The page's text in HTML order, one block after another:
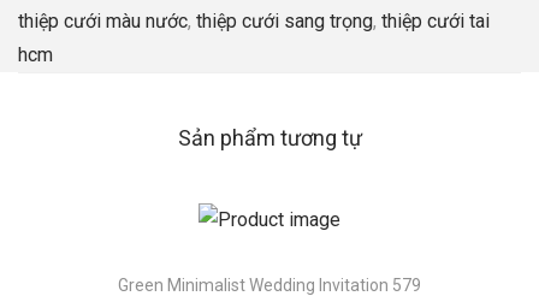
thiệp cưới màu nước, thiệp cưới sang trọng, thiệp cưới tai
hcm
Sản phẩm tương tự
Green Minimalist Wedding Invitation 579